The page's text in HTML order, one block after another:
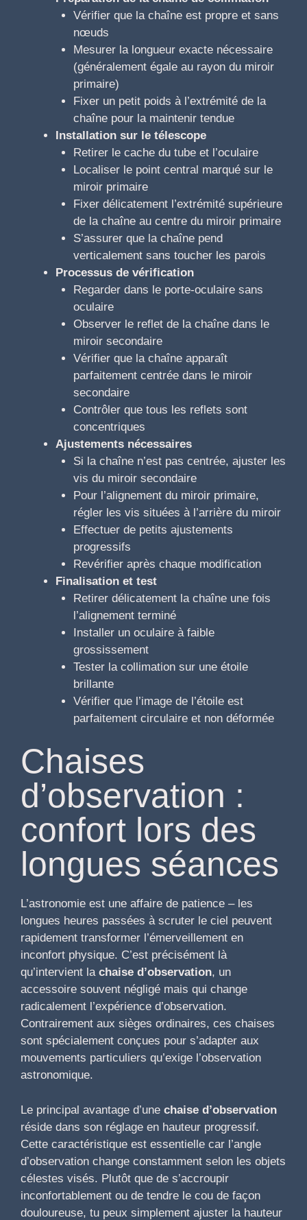
Vérifier que la chaîne est propre et sans
nœuds
Mesurer la longueur exacte nécessaire
(généralement égale au rayon du miroir
primaire)
Fixer un petit poids à l’extrémité de la
chaîne pour la maintenir tendue
Installation sur le télescope
Retirer le cache du tube et l’oculaire
Localiser le point central marqué sur le
miroir primaire
Fixer délicatement l’extrémité supérieure
de la chaîne au centre du miroir primaire
S’assurer que la chaîne pend
verticalement sans toucher les parois
Processus de vérification
Regarder dans le porte-oculaire sans
oculaire
Observer le reflet de la chaîne dans le
miroir secondaire
Vérifier que la chaîne apparaît
parfaitement centrée dans le miroir
secondaire
Contrôler que tous les reflets sont
concentriques
Ajustements nécessaires
Si la chaîne n’est pas centrée, ajuster les
vis du miroir secondaire
Pour l’alignement du miroir primaire,
régler les vis situées à l’arrière du miroir
Effectuer de petits ajustements
progressifs
Revérifier après chaque modification
Finalisation et test
Retirer délicatement la chaîne une fois
l’alignement terminé
Installer un oculaire à faible
grossissement
Tester la collimation sur une étoile
brillante
Vérifier que l’image de l’étoile est
parfaitement circulaire et non déformée
Chaises
d’observation :
confort lors des
longues séances
L’astronomie est une affaire de patience – les
longues heures passées à scruter le ciel peuvent
rapidement transformer l’émerveillement en
inconfort physique. C’est précisément là
qu’intervient la chaise d’observation, un
accessoire souvent négligé mais qui change
radicalement l’expérience d’observation.
Contrairement aux sièges ordinaires, ces chaises
sont spécialement conçues pour s’adapter aux
mouvements particuliers qu’exige l’observation
astronomique.
Le principal avantage d’une chaise d’observation
réside dans son réglage en hauteur progressif.
Cette caractéristique est essentielle car l’angle
d’observation change constamment selon les objets
célestes visés. Plutôt que de s’accroupir
inconfortablement ou de tendre le cou de façon
douloureuse, tu peux simplement ajuster la hauteur